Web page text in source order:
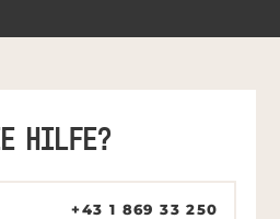
HILFE?
+43 1 869 33 250